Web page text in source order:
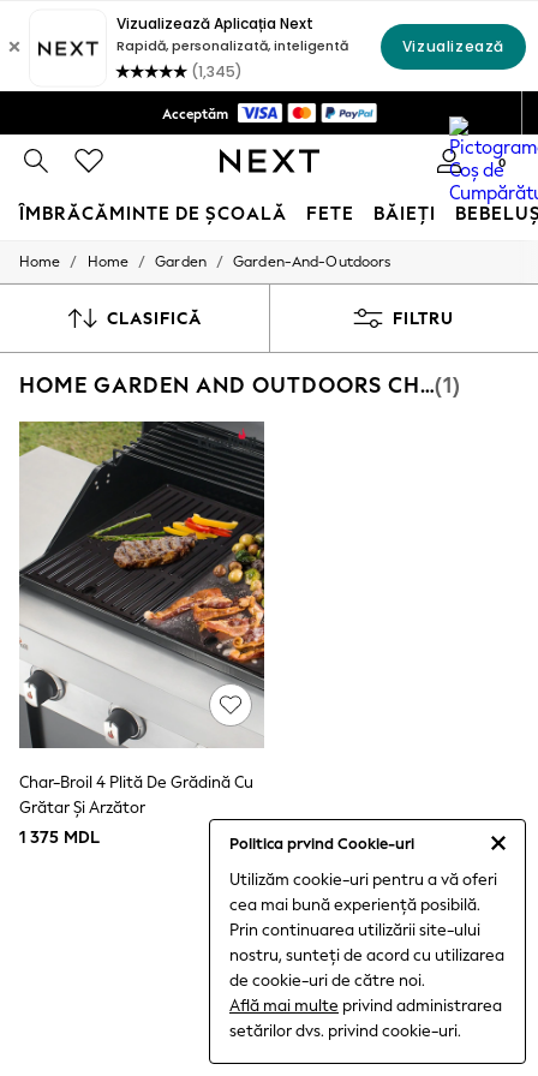
Livrare la domiciliu doar 140 MDL*
Acceptăm
Politica de Retururi în 28 zile* 0
ÎMBRĂCĂMINTE DE ȘCOALĂ FETE BĂIEȚI
Politica prvind Cookie-uri
Utilizăm cookie-uri pentru a vă oferi
cea mai bună experiență posibilă.
Prin continuarea utilizării site-ului
nostru, sunteți de acord cu utilizarea
de cookie-uri de către noi.
Află mai multe privind administrarea
setărilor dvs. privind cookie-uri.
SCHOOLWEAR
Shoes
Shirts
Sweatshirts & Jumpers
Coats & Jackets
Underwear
Socks
Multipacks
All Boys Sport & Swimwear
Trainers & Pumps
Swimwear
Tops
Shorts
Joggers
All Girls Schoolwear
Shoes
Dresses
Trousers
Skirts
Shirts
Polo Shirts
Sweatshirts
All Girls Sports & Swimwear
Trainers & Pumps
Home / Home / Garden / Garden-And-Outdoors
CLASIFICĂ FILTRU
HOME GARDEN AND OUTDOORS CHARBROIL GRANDAD(1)
Char-Broil 4 Plită De Grădină Cu
Grătar Și Arzător
1 375 MDL